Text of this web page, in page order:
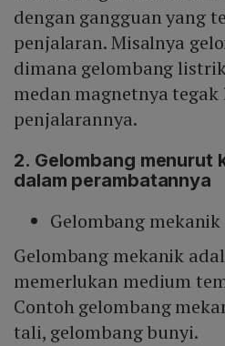
dengan gangguan yang
penjalaran. Misalnya
dimana gelombang
medan magnetnya
penjalarannya.
2. Gelombang menurut
dalam perambatannya
Gelombang mekanik
Gelombang mekanik
memerlukan medium
Contoh gelombang
tali, gelombang bunyi.